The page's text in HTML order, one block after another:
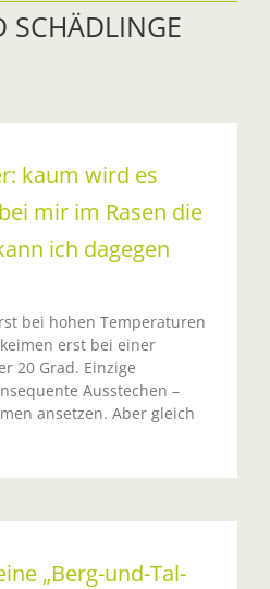
SCHÄDLINGE
kaum wird es
mir im Rasen die
ich dagegen
bei hohen Temperaturen
erst bei einer
20 Grad. Einzige
Ausstechen –
ansetzen. Aber gleich
„Berg-und-Tal-